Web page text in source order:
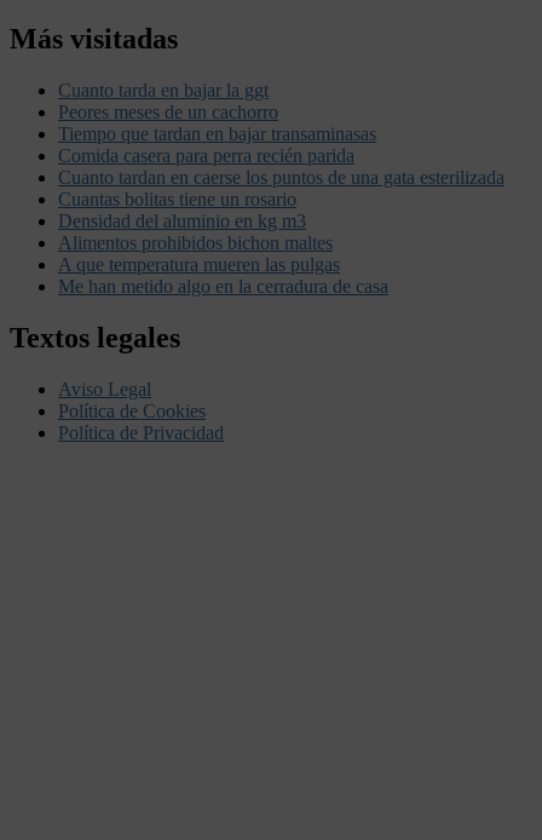
Más visitadas
Cuanto tarda en bajar la ggt
Peores meses de un cachorro
Tiempo que tardan en bajar transaminasas
Comida casera para perra recién parida
Cuanto tardan en caerse los puntos de una gata esterilizada
Cuantas bolitas tiene un rosario
Densidad del aluminio en kg m3
Alimentos prohibidos bichon maltes
A que temperatura mueren las pulgas
Me han metido algo en la cerradura de casa
Textos legales
Aviso Legal
Política de Cookies
Política de Privacidad